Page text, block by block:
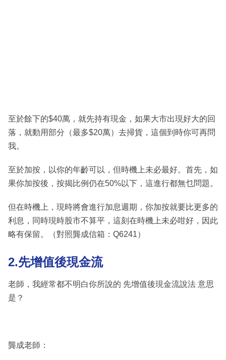
至於餘下的$40萬，就先持有現金，如果大市出現好大的回
落，就動用部分（最多$20萬）去掃貨，這個到時你可再問
我。
至於加按，以你的年齡可以，但時機上未必最好。首先，如
果你加按後，按揭比例仍在50%以下，這進行都無乜問題。
但在時機上，現時將會進行加息週期，你加按就要比更多的
利息，同時現時股市不算平，這刻在時機上未必咁好，因此
略有保留。（對照龔成信箱：Q6241）
2.先增值後現金流
老師，我經常都不明白你所說的 先增值後現金流說法 意思
是？
龔成老師：